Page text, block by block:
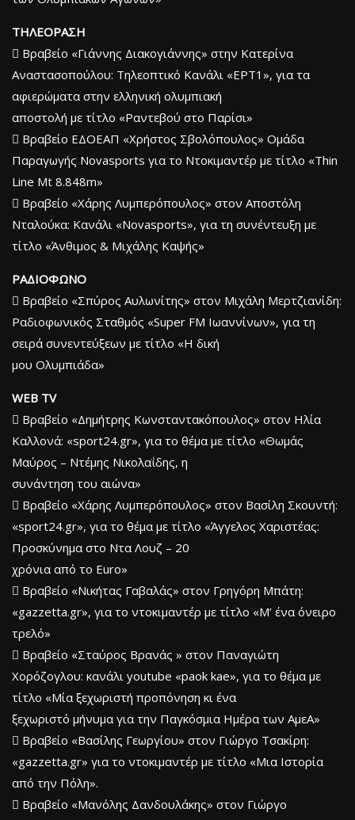
ΤΗΛΕΟΡΑΣΗ
 Βραβείο «Γιάννης Διακογιάννης» στην Κατερίνα
Αναστασοπούλου: Τηλεοπτικό Κανάλι «ΕΡΤ1», για τα
αφιερώματα στην ελληνική ολυμπιακή
αποστολή με τίτλο «Ραντεβού στο Παρίσι»
 Βραβείο ΕΔΟΕΑΠ «Χρήστος Σβολόπουλος» Ομάδα
Παραγωγής Νovasports για το Ντοκιμαντέρ με τίτλο «Thin
Line Mt 8.848m»
 Βραβείο «Χάρης Λυμπερόπουλος» στον Αποστόλη
Νταλούκα: Κανάλι «Νοvasports», για τη συνέντευξη με
τίτλο «Άνθιμος & Μιχάλης Καψής»
ΡΑΔΙΟΦΩΝΟ
 Βραβείο «Σπύρος Αυλωνίτης» στον Μιχάλη Μερτζιανίδη:
Ραδιοφωνικός Σταθμός «Super FΜ Ιωαννίνων», για τη
σειρά συνεντεύξεων με τίτλο «Η δική
μου Ολυμπιάδα»
WEB TV
 Βραβείο «Δημήτρης Κωνσταντακόπουλος» στον Ηλία
Καλλονά: «sport24.gr», για το θέμα με τίτλο «Θωμάς
Μαύρος – Ντέμης Νικολαΐδης, η
συνάντηση του αιώνα»
 Βραβείο «Χάρης Λυμπερόπουλος» στον Βασίλη Σκουντή:
«sport24.gr», για το θέμα με τίτλο «Άγγελος Χαριστέας:
Προσκύνημα στο Ντα Λουζ – 20
χρόνια από το Euro»
 Βραβείο «Νικήτας Γαβαλάς» στον Γρηγόρη Μπάτη:
«gazzetta.gr», για το ντοκιμαντέρ με τίτλο «Μ’ ένα όνειρο
τρελό»
 Βραβείο «Σταύρος Βρανάς » στον Παναγιώτη
Χορόζογλου: κανάλι youtube «paok kae», για το θέμα με
τίτλο «Μία ξεχωριστή προπόνηση κι ένα
ξεχωριστό μήνυμα για την Παγκόσμια Ημέρα των ΑμεΑ»
 Βραβείο «Βασίλης Γεωργίου» στον Γιώργο Τσακίρη:
«gazzetta.gr» για το ντοκιμαντέρ με τίτλο «Μια Ιστορία
από την Πόλη».
 Βραβείο «Μανόλης Δανδουλάκης» στον Γιώργο